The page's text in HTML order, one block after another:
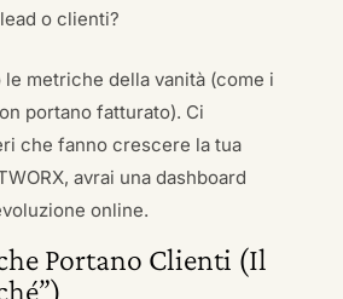
o clienti?
metriche della vanità (come i
portano fatturato). Ci
che fanno crescere la tua
avrai una dashboard
online.
Portano Clienti (Il